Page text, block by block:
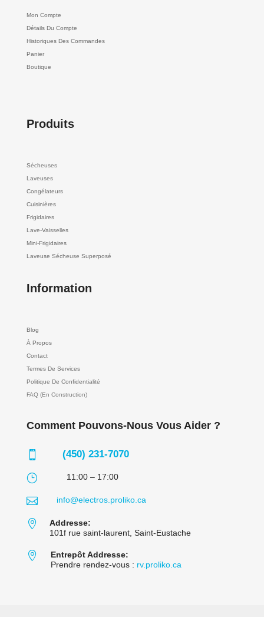
Mon Compte
Détails Du Compte
Historiques Des Commandes
Panier
Boutique
Produits
Sécheuses
Laveuses
Congélateurs
Cuisinières
Frigidaires
Lave-Vaisselles
Mini-Frigidaires
Laveuse Sécheuse Superposé
Information
Blog
À Propos
Contact
Termes De Services
Politique De Confidentialité
FAQ (En Construction)
Comment Pouvons-Nous Vous Aider ?
 (450) 231-7070
} 11:00 – 17:00
 info@electros.proliko.ca

Addresse:
101f rue saint-laurent, Saint-Eustache

Entrepôt Addresse:
Prendre rendez-vous : rv.proliko.ca